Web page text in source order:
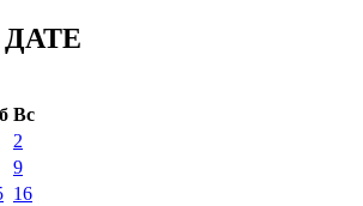
Вс
2
9
16